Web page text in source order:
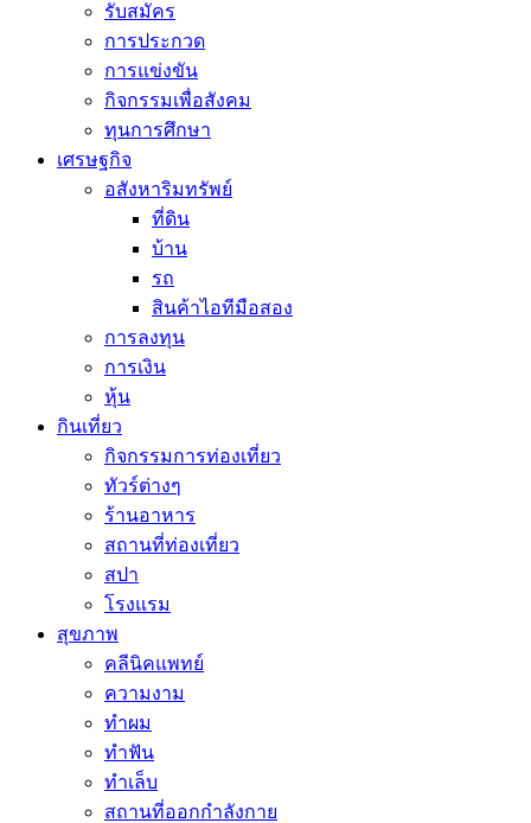
รับสมัคร
การประกวด
การแข่งขัน
กิจกรรมเพื่อสังคม
ทุนการศึกษา
เศรษฐกิจ
อสังหาริมทรัพย์
ที่ดิน
บ้าน
รถ
สินค้าไอทีมือสอง
การลงทุน
การเงิน
หุ้น
กินเที่ยว
กิจกรรมการท่องเที่ยว
ทัวร์ต่างๆ
ร้านอาหาร
สถานที่ท่องเที่ยว
สปา
โรงแรม
สุขภาพ
คลีนิคแพทย์
ความงาม
ทำผม
ทำฟัน
ทำเล็บ
สถานที่ออกกำลังกาย